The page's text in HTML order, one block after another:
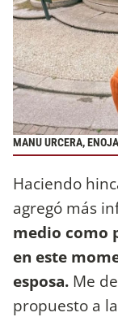
MANU URCERA,
Haciendo
agregó más
medio como
en este
esposa. Me
propuesto a